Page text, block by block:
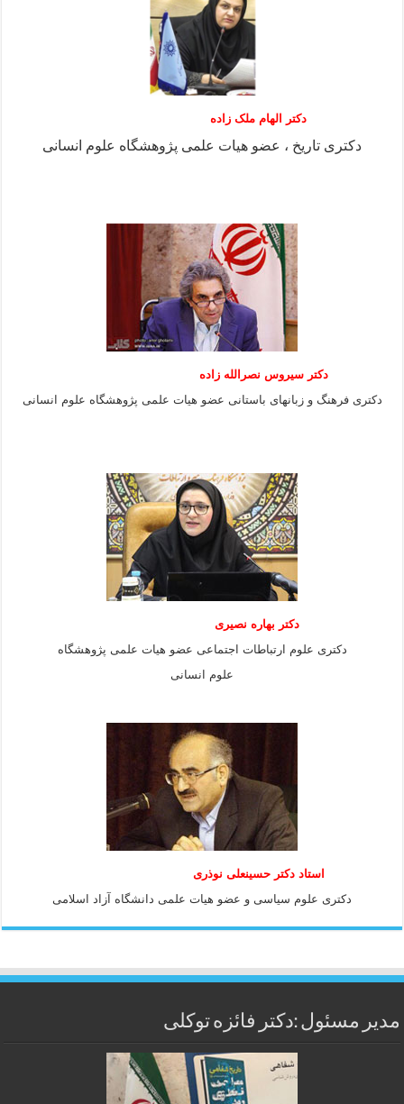
دکتر الهام ملک زاده
دکتری تاریخ ، عضو هیات علمی پژوهشگاه علوم انسانی
دکتر سیروس نصرالله زاده
دکتری فرهنگ و زبانهای باستانی عضو هیات علمی پژوهشگاه علوم انسانی
دکتر بهاره نصیری
دکتری علوم ارتباطات اجتماعی عضو هیات علمی پژوهشگاه
علوم انسانی
استاد دكتر حسينعلی نوذری
دكتری علوم سياسی و عضو هيات علمی دانشگاه آزاد اسلامی
مدیر مسئول :دکتر فائزه توکلی